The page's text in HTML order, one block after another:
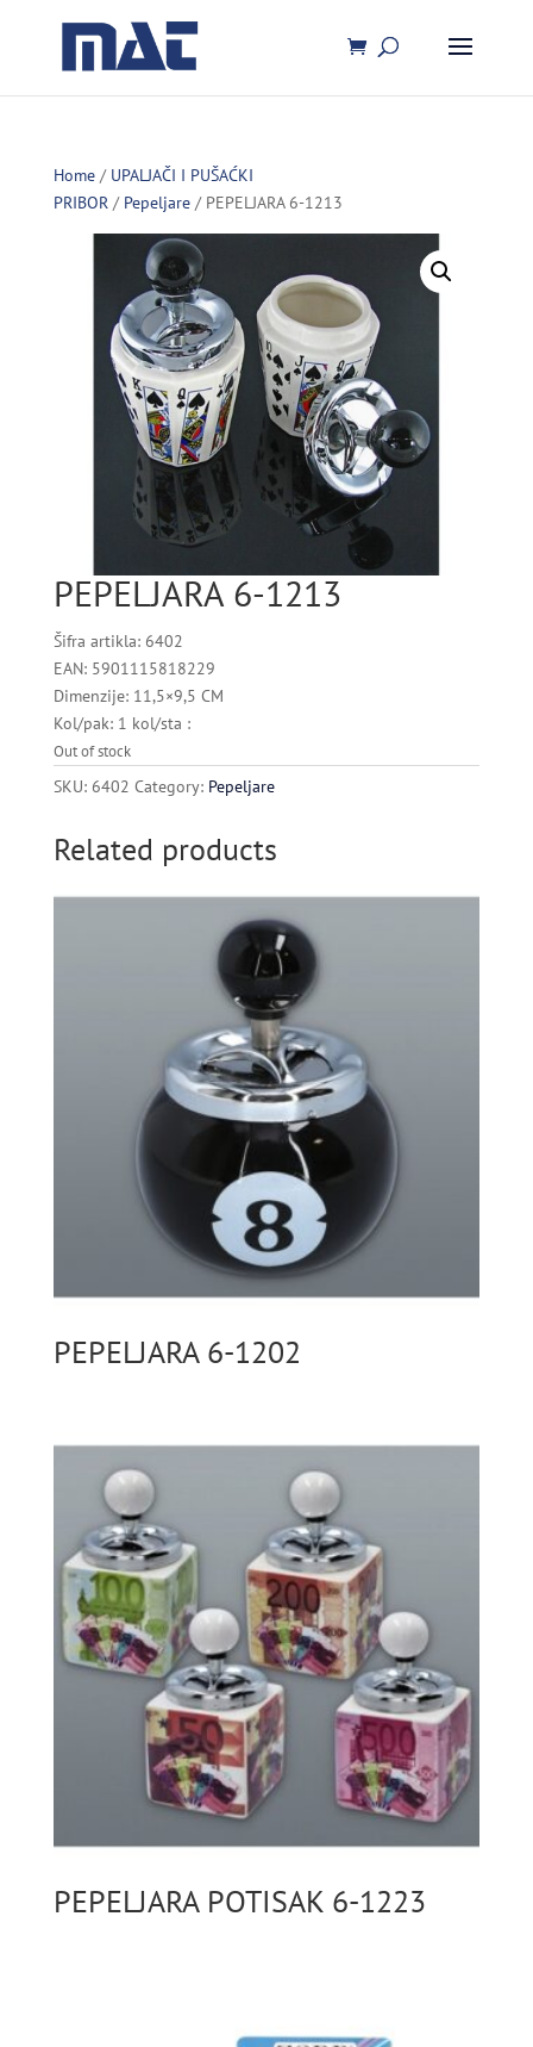
Home/ UPALJAČI I PUŠAĆKI
PRIBOR/ Pepeljare/ PEPELJARA 6-1213
PEPELJARA 6-1213
Šifra artikla: 6402
EAN: 5901115818229
Dimenzije: 11,5×9,5 CM
Kol/pak: 1 kol/sta :
Out of stock
SKU: 6402 Category: Pepeljare
Related products
PEPELJARA 6-1202
PEPELJARA POTISAK 6-1223